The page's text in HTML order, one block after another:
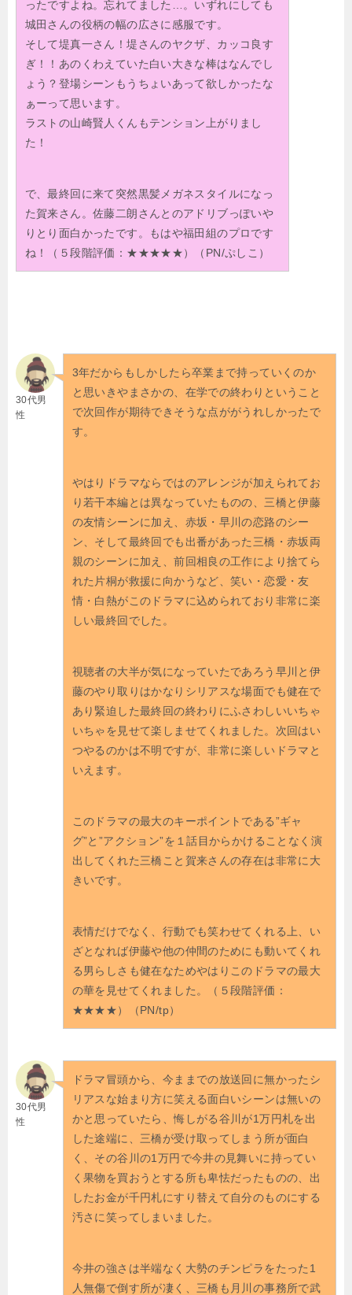
ったですよね。忘れてました…。いずれにしても
城田さんの役柄の幅の広さに感服です。
そして堤真一さん！堤さんのヤクザ、カッコ良す
ぎ！！あのくわえていた白い大きな棒はなんでし
ょう？登場シーンもうちょいあって欲しかったな
ぁーって思います。
ラストの山崎賢人くんもテンション上がりまし
た！
で、最終回に来て突然黒髪メガネスタイルになっ
た賀来さん。佐藤二朗さんとのアドリブっぽいや
りとり面白かったです。もはや福田組のプロです
ね！（５段階評価：★★★★★）（PN/ぷしこ）
30代男
性
3年だからもしかしたら卒業まで持っていくのか
と思いきやまさかの、在学での終わりということ
で次回作が期待できそうな点ががうれしかったで
す。
やはりドラマならではのアレンジが加えられてお
り若干本編とは異なっていたものの、三橋と伊藤
の友情シーンに加え、赤坂・早川の恋路のシー
ン、そして最終回でも出番があった三橋・赤坂両
親のシーンに加え、前回相良の工作により捨てら
れた片桐が救援に向かうなど、笑い・恋愛・友
情・白熱がこのドラマに込められており非常に楽
しい最終回でした。
視聴者の大半が気になっていたであろう早川と伊
藤のやり取りはかなりシリアスな場面でも健在で
あり緊迫した最終回の終わりにふさわしいいちゃ
いちゃを見せて楽しませてくれました。次回はい
つやるのかは不明ですが、非常に楽しいドラマと
いえます。
このドラマの最大のキーポイントである”ギャ
グ”と”アクション”を１話目からかけることなく演
出してくれた三橋こと賀来さんの存在は非常に大
きいです。
表情だけでなく、行動でも笑わせてくれる上、い
ざとなれば伊藤や他の仲間のためにも動いてくれ
る男らしさも健在なためやはりこのドラマの最大
の華を見せてくれました。（５段階評価：
★★★★）（PN/tp）
30代男
性
ドラマ冒頭から、今ままでの放送回に無かったシ
リアスな始まり方に笑える面白いシーンは無いの
かと思っていたら、悔しがる谷川が1万円札を出
した途端に、三橋が受け取ってしまう所が面白
く、その谷川の1万円で今井の見舞いに持ってい
く果物を買おうとする所も卑怯だったものの、出
したお金が千円札にすり替えて自分のものにする
汚さに笑ってしまいました。
今井の強さは半端なく大勢のチンピラをたった1
人無傷で倒す所が凄く、三橋も月川の事務所で武